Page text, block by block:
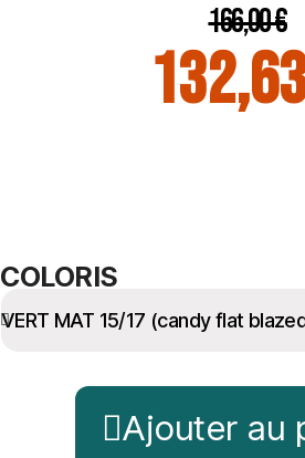
166,00 €
COLORIS
Ajouter au